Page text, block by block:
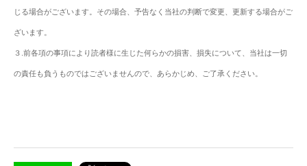
じる場合がございます。その場合、予告なく当社の判断で変更、更新する場合がご
ざいます。
３.前各項の事項により読者様に生じた何らかの損害、損失について、当社は一切
の責任も負うものではございませんので、あらかじめ、ご了承ください。